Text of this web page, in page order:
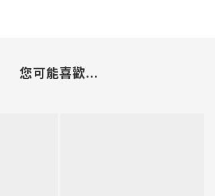
您可能喜歡...